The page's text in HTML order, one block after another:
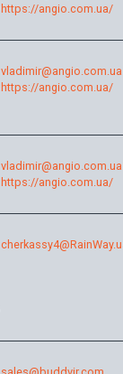
https://angio.com.ua/
vladimir@angio.com.ua
https://angio.com.ua/
vladimir@angio.com.ua
https://angio.com.ua/